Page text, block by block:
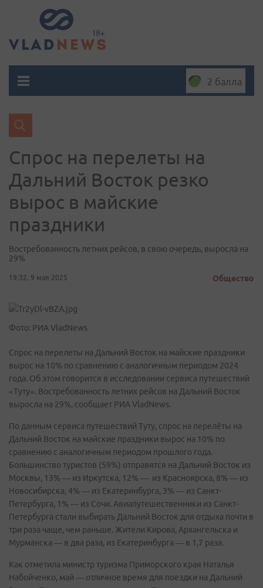
2 балла
Спрос на перелеты на
Дальний Восток резко
вырос в майские
праздники
Востребованность летних рейсов, в свою очередь, выросла на
29%
19:32, 9 мая 2025 Общество
Фото: РИА VladNews
Спрос на перелеты на Дальний Восток на майские праздники
вырос на 10% по сравнению с аналогичным периодом 2024
года. Об этом говорится в исследовании сервиса путешествий
«Туту». Востребованность летних рейсов на Дальний Восток
выросла на 29%, сообщает РИА VladNews.
По данным сервиса путешествий Туту, спрос на перелёты на
Дальний Восток на майские праздники вырос на 10% по
сравнению с аналогичным периодом прошлого года.
Большинство туристов (59%) отправятся на Дальний Восток из
Москвы, 13% — из Иркутска, 12% — из Красноярска, 8% — из
Новосибирска, 4% — из Екатеринбурга, 3% — из Санкт-
Петербурга, 1% — из Сочи. Авиапутешественники из Санкт-
Петербурга стали выбирать Дальний Восток для отдыха почти в
три раза чаще, чем раньше. Жители Кирова, Архангельска и
Мурманска — в два раза, из Екатеринбурга — в 1,7 раза.
Как отметила министр туризма Приморского края Наталья
Набойченко, май — отличное время для поездки на Дальний